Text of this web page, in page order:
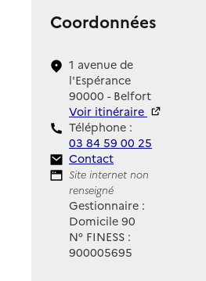
Coordonnées
1 avenue de
l'Espérance
90000 - Belfort
Voir itinéraire
Téléphone :
03 84 59 00 25
Contact
Contact
Site Internet
Site internet non
renseigné
Gestionnaire :
Domicile 90
N° FINESS :
900005695